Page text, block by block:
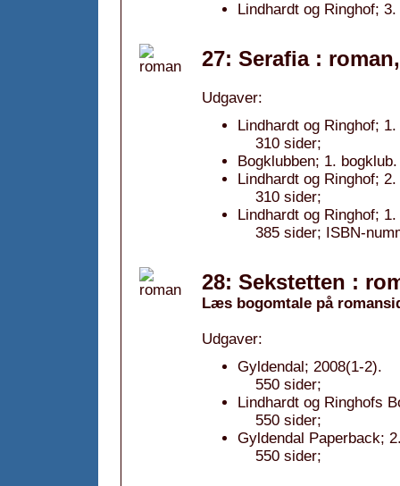
Lindhardt og Ringhof;
27: Serafia :
Udgaver:
Lindhardt og Ringhof;
310 sider;
Bogklubben; 1.
Lindhardt og Ringhof;
310 sider;
Lindhardt og Ringhof;
385 sider; ISBN-
28: Sekstetten :
Læs bogomtale på
Udgaver:
Gyldendal; 2008(1-2).
550 sider;
Lindhardt og Ringhofs
550 sider;
Gyldendal Paperback;
550 sider;